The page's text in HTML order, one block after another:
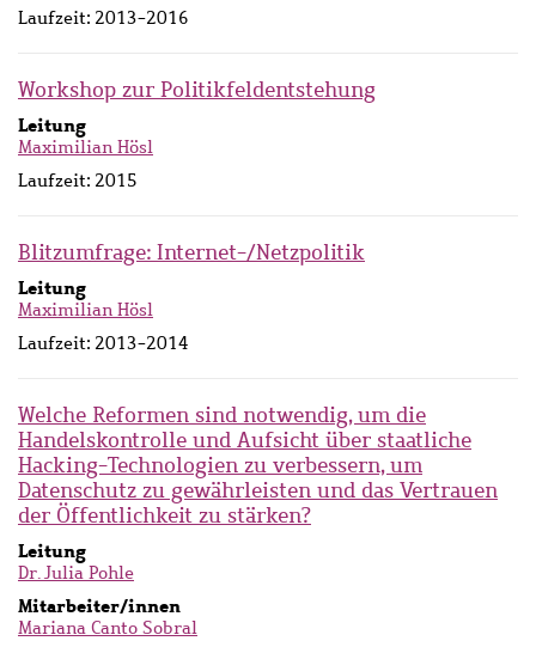
Laufzeit: 2013-2016
Workshop zur Politikfeldentstehung
Leitung
Maximilian Hösl
Laufzeit: 2015
Blitzumfrage: Internet-/Netzpolitik
Leitung
Maximilian Hösl
Laufzeit: 2013-2014
Welche Reformen sind notwendig, um die
Handelskontrolle und Aufsicht über staatliche
Hacking-Technologien zu verbessern, um
Datenschutz zu gewährleisten und das Vertrauen
der Öffentlichkeit zu stärken?
Leitung
Dr. Julia Pohle
Mitarbeiter/innen
Mariana Canto Sobral